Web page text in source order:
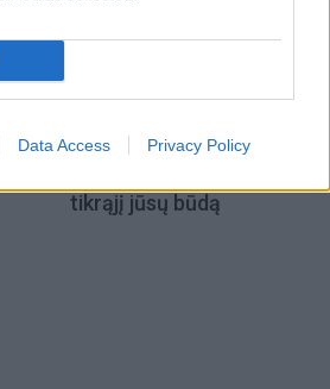
Data Access Privacy Policy
pusiausvyros? Lazdos
tikrąjį jūsų būdą